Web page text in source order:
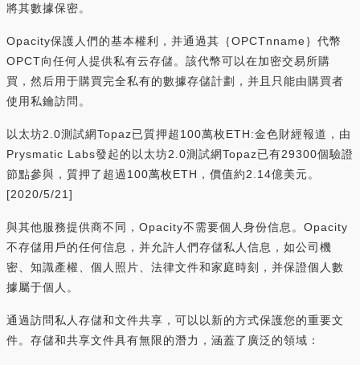
將其數據保密。
Opacity保護人們的基本權利，并通過其｛OPCTnname｝代幣
OPCT向任何人提供私有云存儲。該代幣可以在加密交易所購
買，然后用于購買完全私有的數據存儲計劃，并且只能由購買者
使用私鑰訪問。
以太坊2.0測試網Topaz已質押超100萬枚ETH:金色財經報道，由
Prysmatic Labs發起的以太坊2.0測試網Topaz已有29300個驗證
節點參與，質押了超過100萬枚ETH，價值約2.14億美元。
[2020/5/21]
與其他服務提供商不同，Opacity不需要個人身份信息。Opacity
不存儲用戶的任何信息，并允許人們存儲私人信息，如公司機
密、知識產權、個人照片、法律文件和家庭時刻，并保證個人數
據屬于個人。
通過訪問私人存儲和文件共享，可以以新的方式保護您的重要文
件。存儲和共享文件具有無限的潛力，涵蓋了廣泛的領域：